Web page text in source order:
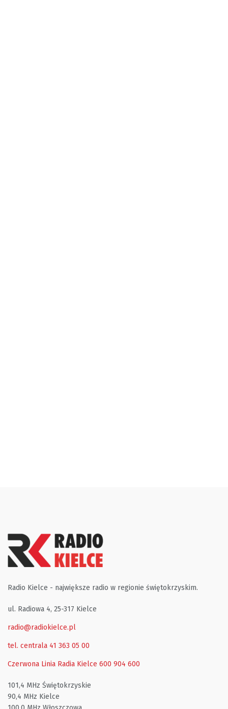
Radio Kielce - największe radio w regionie świętokrzyskim.
ul. Radiowa 4, 25-317 Kielce
radio@radiokielce.pl
tel. centrala 41 363 05 00
Czerwona Linia Radia Kielce 600 904 600
101,4 MHz Świętokrzyskie
90,4 MHz Kielce